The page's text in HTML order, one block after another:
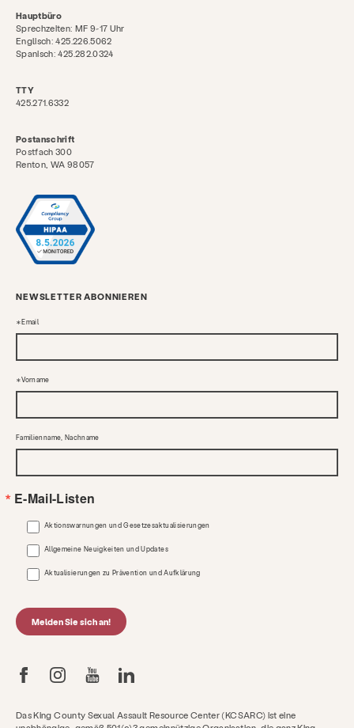
Hauptbüro
Sprechzeiten: MF 9-17 Uhr
Englisch: 425.226.5062
Spanisch: 425.282.0324
TTY
425.271.6332
Postanschrift
Postfach 300
Renton, WA 98057
Das King County Sexual Assault Resource Center (KCSARC) ist eine
NEWSLETTER ABONNIEREN
Email
Vorname
Familienname, Nachname
E-Mail-Listen
Aktionswarnungen und Gesetzesaktualisierungen
Allgemeine Neuigkeiten und Updates
Aktualisierungen zu Prävention und Aufklärung
Melden Sie sich an!